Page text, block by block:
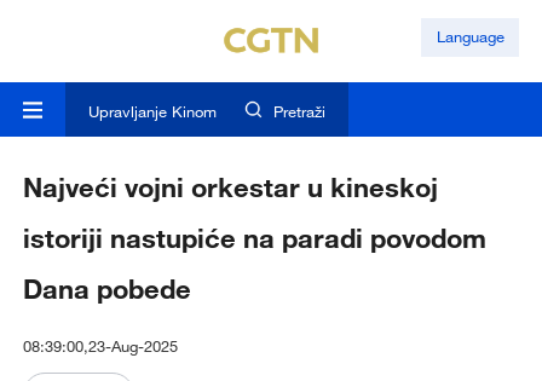
Language
Upravljanje Kinom Pretraži
Najveći vojni orkestar u kineskoj
istoriji nastupiće na paradi povodom
Dana pobede
08:39:00,23-Aug-2025